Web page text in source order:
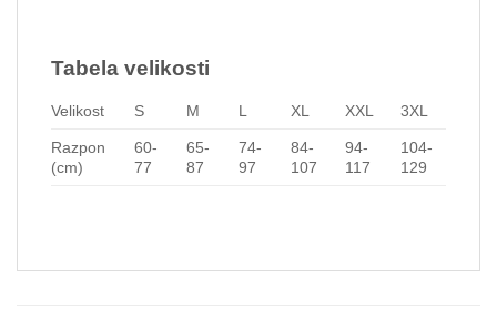
Tabela velikosti
Velikost S M L XL XXL 3XL
Razpon
(cm)
60-
77
65-
87
74-
97
84-
107
94-
117
104-
129